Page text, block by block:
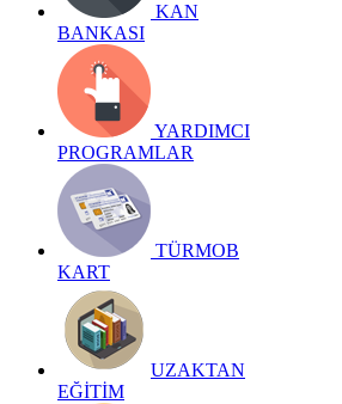
KAN
BANKASI
YARDIMCI
PROGRAMLAR
TÜRMOB
KART
UZAKTAN
EĞİTİM